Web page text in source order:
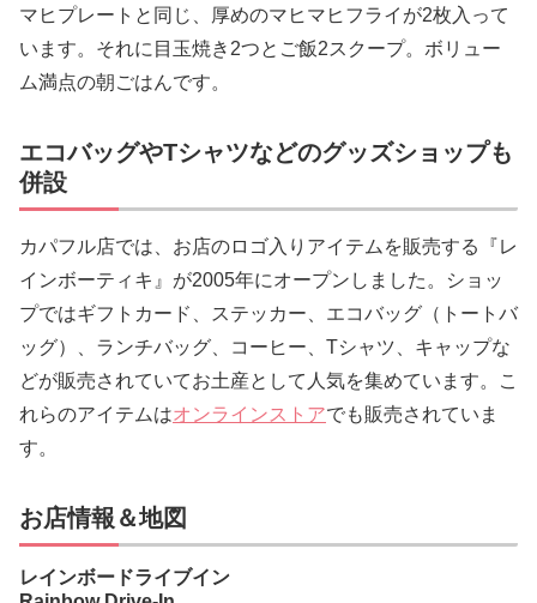
マヒプレートと同じ、厚めのマヒマヒフライが2枚入って
います。それに目玉焼き2つとご飯2スクープ。ボリュー
ム満点の朝ごはんです。
エコバッグやTシャツなどのグッズショップも
併設
カパフル店では、お店のロゴ入りアイテムを販売する『レ
インボーティキ』が2005年にオープンしました。ショッ
プではギフトカード、ステッカー、エコバッグ（トートバ
ッグ）、ランチバッグ、コーヒー、Tシャツ、キャップな
どが販売されていてお土産として人気を集めています。こ
れらのアイテムはオンラインストアでも販売されていま
す。
お店情報＆地図
レインボードライブイン